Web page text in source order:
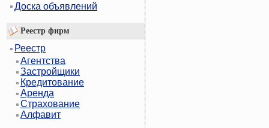
Доска объявлений
Реестр фирм
Реестр
Агентства
Застройщики
Кредитование
Аренда
Страхование
Алфавит